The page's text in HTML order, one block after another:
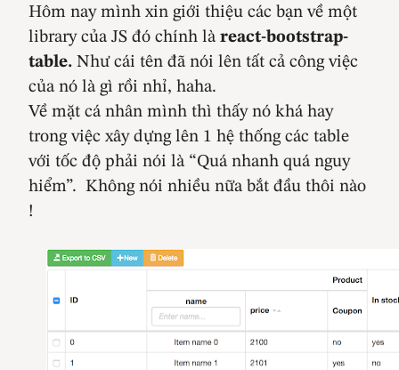
Hôm nay mình xin giới thiệu các bạn về một
library của JS đó chính là react-bootstrap-
table. Như cái tên đã nói lên tất cả công việc
của nó là gì rồi nhỉ, haha.
Về mặt cá nhân mình thì thấy nó khá hay
trong việc xây dựng lên 1 hệ thống các table
với tốc độ phải nói là “Quá nhanh quá nguy
hiểm”. Không nói nhiều nữa bắt đầu thôi nào
!